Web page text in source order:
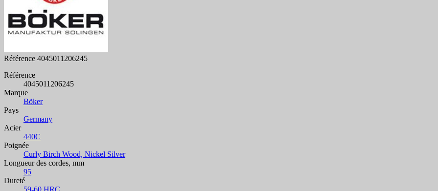
Référence 4045011206245
Référence
4045011206245
Marque
Böker
Pays
Germany
Acier
440C
Poignée
Curly Birch Wood, Nickel Silver
Longueur des cordes, mm
95
Dureté
59-60 HRC